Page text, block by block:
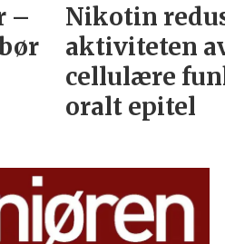
–
Nikotin
aktiviteten
cellulære
oralt epitel